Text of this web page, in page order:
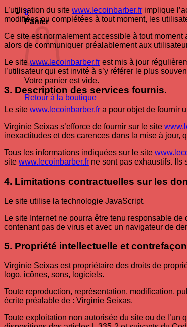
0
Panier
Votre panier est vide.
Retour à la boutique
L’utilisation du site www.lecoinbarber.fr implique
modifiées ou complétées à tout moment, les
Ce site est normalement accessible à tout
alors de communiquer préalablement aux
Le sitewww.lecoinbarber.fr est mis à jour
l’utilisateur qui est invité à s’y référer le plus
3. Description des services fournis.
Le site www.lecoinbarber.fr a pour objet de fournir
Virginie Seixas s’efforce de fournir sur le site
inexactitudes et des carences dans la mise à jour,
Tous les informations indiquées sur le site
site www.lecoinbarber.fr ne sont pas exhaustifs. Ils
4. Limitations contractuelles sur les
Le site utilise la technologie JavaScript.
Le site Internet ne pourra être tenu responsable
contenant pas de virus et avec un navigateur de
5. Propriété intellectuelle et
Virginie Seixas est propriétaire des droits de
logo, icônes, sons, logiciels.
Toute reproduction, représentation, modification,
écrite préalable de : Virginie Seixas.
Toute exploitation non autorisée du site ou de l’un